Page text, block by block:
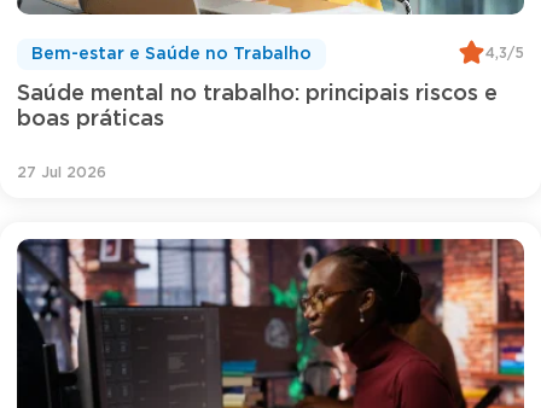
Saúde mental no trabalho: principais riscos e
boas práticas
Bem-estar e Saúde no Trabalho 4,3/5
27 Jul 2026